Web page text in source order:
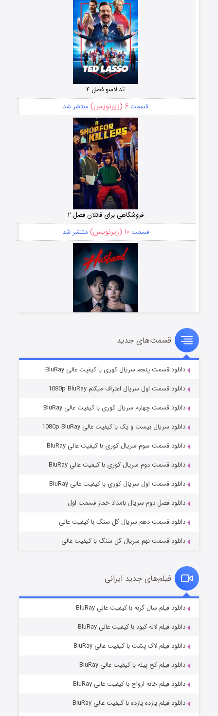
تد لاسو فصل ۴
قسمت ۶ (زیرنویس) منتشر شد
فروشگاهی برای قاتلان فصل ۲
قسمت۱۰ (زیرنویس) منتشر شد
قسمت۸ (زیرنویس) منتشر شد
عملیات آپارتمان
قسمت۲ (زیرنویس) منتشر شد
قسمت۲ (زیرنویس) منتشر شد
قسمت‌های جدید
دانلود قسمت پنجم سریال کوری با کیفیت عالی BluRay
دانلود قسمت اول سریال اعتراف میکنم 1080p BluRay
دانلود قسمت چهارم سریال کوری با کیفیت عالی BluRay
دانلود سریال بیست و یک با کیفیت عالی 1080p BluRay
دانلود قسمت سوم سریال کوری با کیفیت عالی BluRay
دانلود قسمت دوم سریال کوری با کیفیت عالی BluRay
دانلود قسمت اول سریال کوری با کیفیت عالی BluRay
دانلود فصل دوم سریال بامداد خمار قسمت اول
دانلود قسمت دهم سریال گل سنگ با کیفیت عالی
دانلود قسمت نهم سریال گل سنگ با کیفیت عالی
فیلم‌های جدید ایرانی
دانلود فیلم سال گربه با کیفیت عالی BluRay
دانلود فیلم لاله کبود با کیفیت عالی BluRay
دانلود فیلم لاک پشت با کیفیت عالی BluRay
دانلود فیلم کج‌ پیله با کیفیت عالی BluRay
دانلود فیلم خانه ارواح با کیفیت عالی BluRay
دانلود فیلم یازده یازده با کیفیت عالی BluRay